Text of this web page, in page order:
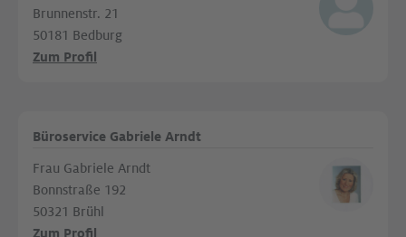
Brunnenstr. 21
50181 Bedburg
Zum Profil
Büroservice Gabriele Arndt
Frau Gabriele Arndt
Bonnstraße 192
50321 Brühl
Zum Profil